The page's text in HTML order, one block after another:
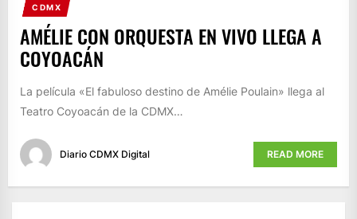
CDMX
AMÉLIE CON ORQUESTA EN VIVO LLEGA A
COYOACÁN
La película «El fabuloso destino de Amélie Poulain» llega al
Teatro Coyoacán de la CDMX…
Diario CDMX Digital READ MORE